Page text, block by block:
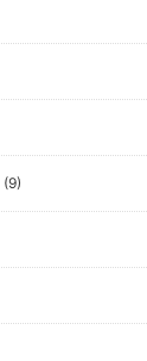
(9)